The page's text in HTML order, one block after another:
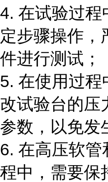
4. 在试验过
定步骤操作，
件进行测试；
5. 在使用过程
改试验台的压
参数，以免发
6. 在高压软管
程中，需要保